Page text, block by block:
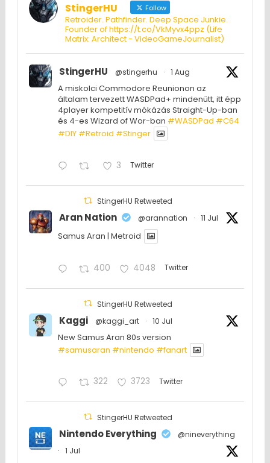
StingerHU Follow
Retroider. Pathfinder. Deep Space Junkie.
Founder of https://t.co/VkMyvx4ppz (Life
Matrix: Architect - VideoGameJournalist)
StingerHU @stingerhu · 1 Aug
A miskolci Commodore Reunionon az
általam tervezett WASDPad+ mindenütt, itt épp
4player kompetitív mókázás Straight-Up-ban
és 4-es Wizard of Wor-ban #WASDPad #C64
#DIY #Retroid #Stinger
3 Twitter
StingerHU Retweeted
Aran Nation @arannation · 11 Jul
Samus Aran | Metroid
400 4048 Twitter
StingerHU Retweeted
Kaggi @kaggi_art · 10 Jul
New Samus Aran 80s version
#samusaran #nintendo #fanartㅤㅤㅤㅤ
322 3723 Twitter
StingerHU Retweeted
Nintendo Everything
@nineverything
·
1 Jul